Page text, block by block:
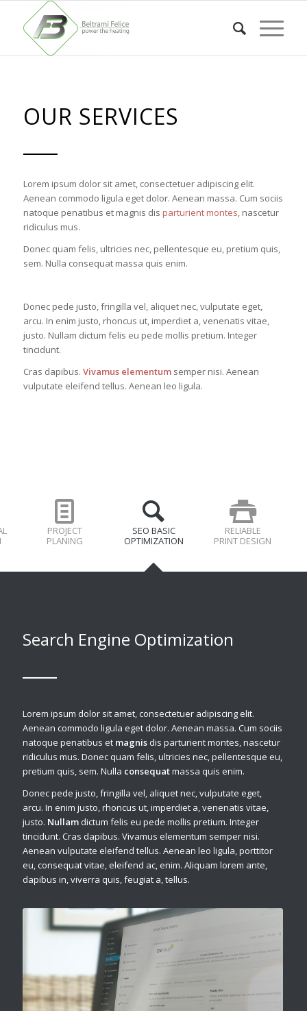
OUR SERVICES
Lorem ipsum dolor sit amet, consectetuer adipiscing elit.
Aenean commodo ligula eget dolor. Aenean massa. Cum sociis
natoque penatibus et magnis dis parturient montes, nascetur
ridiculus mus.
Donec quam felis, ultricies nec, pellentesque eu, pretium quis,
sem. Nulla consequat massa quis enim.
Donec pede justo, fringilla vel, aliquet nec, vulputate eget,
arcu. In enim justo, rhoncus ut, imperdiet a, venenatis vitae,
justo. Nullam dictum felis eu pede mollis pretium. Integer
tincidunt.
Cras dapibus. Vivamus elementumsemper nisi. Aenean
vulputate eleifend tellus. Aenean leo ligula.
PROJECT
PLANING
SEO BASIC
OPTIMIZATION
RELIABLE
PRINT DESIGN
Search Engine Optimization
Lorem ipsum dolor sit amet, consectetuer adipiscing elit.
Aenean commodo ligula eget dolor. Aenean massa. Cum sociis
natoque penatibus et magnisdis parturient montes, nascetur
ridiculus mus. Donec quam felis, ultricies nec, pellentesque eu,
pretium quis, sem. Nulla consequatmassa quis enim.
Donec pede justo, fringilla vel, aliquet nec, vulputate eget,
arcu. In enim justo, rhoncus ut, imperdiet a, venenatis vitae,
justo. Nullamdictum felis eu pede mollis pretium. Integer
tincidunt. Cras dapibus. Vivamus elementum semper nisi.
Aenean vulputate eleifend tellus. Aenean leo ligula, porttitor
eu, consequat vitae, eleifend ac, enim. Aliquam lorem ante,
dapibus in, viverra quis, feugiat a, tellus.